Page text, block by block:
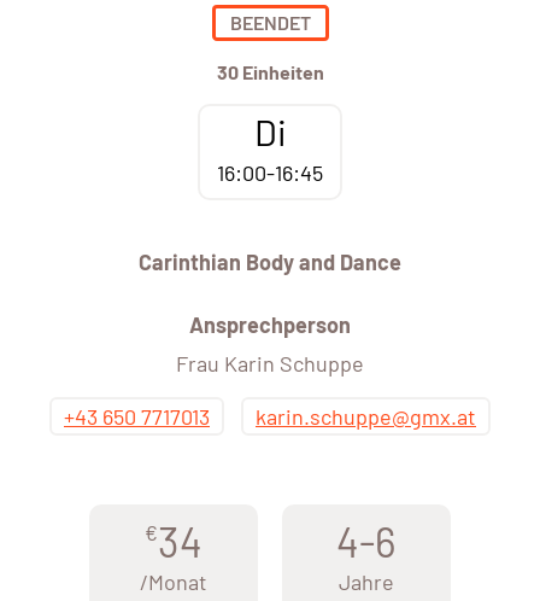
BEENDET
30 Einheiten
Di
16:00-16:45
Carinthian Body and Dance
Ansprechperson
Frau Karin Schuppe
+43 650 7717013
karin.schuppe@gmx.at
€34
/Monat
4-6
Jahre